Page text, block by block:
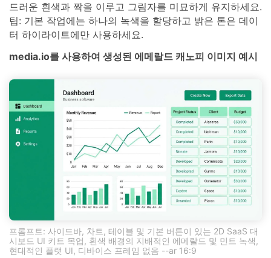
드러운 흰색과 짝을 이루고 그림자를 미묘하게 유지하세요.
팁: 기본 작업에는 하나의 녹색을 할당하고 밝은 톤은 데이
터 하이라이트에만 사용하세요.
media.io를 사용하여 생성된 에메랄드 캐노피 이미지 예시
프롬프트: 사이드바, 차트, 테이블 및 기본 버튼이 있는 2D SaaS 대
시보드 UI 키트 목업, 흰색 배경의 지배적인 에메랄드 및 민트 녹색,
현대적인 플랫 UI, 디바이스 프레임 없음 --ar 16:9